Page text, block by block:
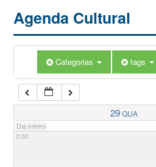
Agenda Cultural
Categorias tags
29QUA
Dia inteiro
0:00